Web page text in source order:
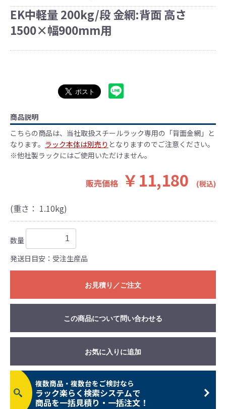
EK中軽量 200kg/段 金網:背面 高さ
1500×幅900mm用
商品説明
こちらの商品は、当社取扱スチールラック専用の「背面金網」と
なります。 ラック本体は別売り となりますのでご注意ください。
※他社製ラックにはご使用いただけません。
販売価格 ￥11,180 (税込)
(重さ： 1.10kg)
数量
発送日目安：受注生産品
お見積り／ご注文
この商品について問い合わせる
お気に入りに追加
複数商品・複数台をご検討なら
ラック楽らく検索システムで
商品を一括見積り・一括注文！